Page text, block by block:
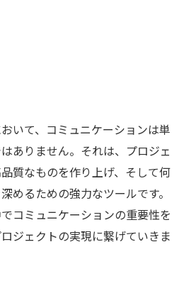
いて、コミュニケーションは単
ありません。それは、プロジェ
質なものを作り上げ、そして何
めるための強力なツールです。
コミュニケーションの重要性を
ジェクトの実現に繋げていきま